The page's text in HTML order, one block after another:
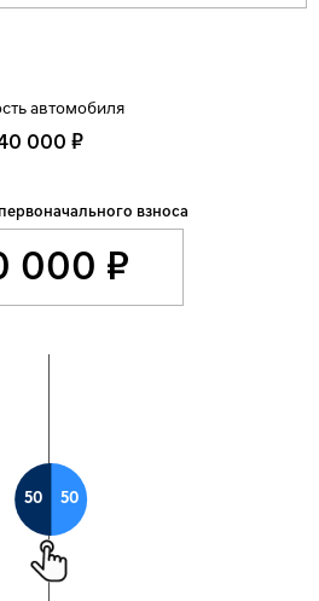
автомобиля
000 ₽
взноса
50 50